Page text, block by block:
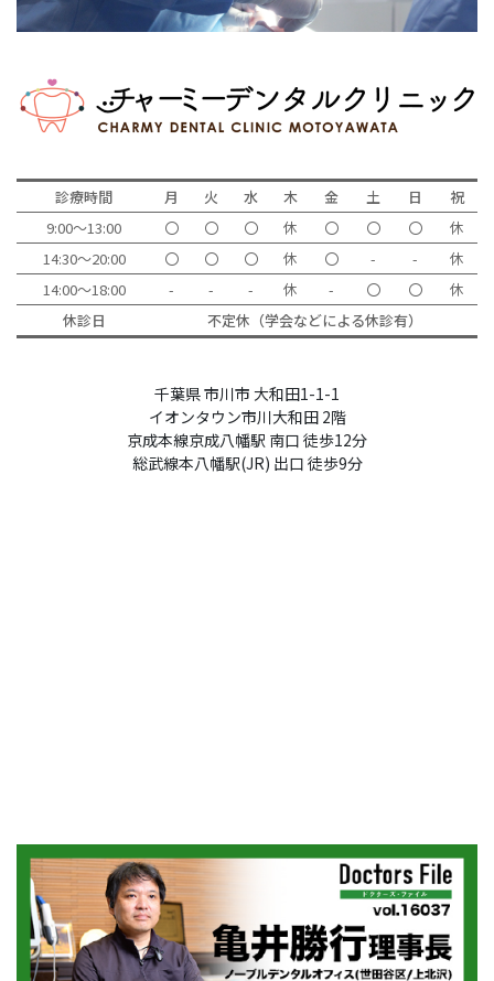
診療時間 月 火 水 木 金 土 日
祝
9:00～13:00
〇 〇 〇 休 〇 〇 〇
休
14:30～20:00
〇 〇 〇 休 〇 - -
休
14:00～18:00
- - - 休 - 〇 〇
休
休診日
不定休（学会などによる休診有）
千葉県 市川市 大和田1-1-1
イオンタウン市川大和田 2階
京成本線京成八幡駅 南口 徒歩12分
総武線本八幡駅(JR) 出口 徒歩9分